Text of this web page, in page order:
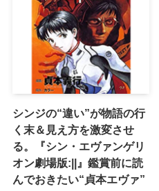
シンジの“違い”が物語の行
く末＆見え方を激変させ
る。『シン・エヴァンゲリ
オン劇場版:||』鑑賞前に読
んでおきたい“貞本エヴァ”